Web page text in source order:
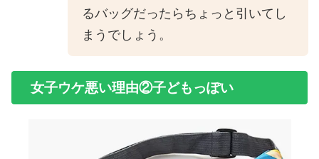
るバッグだったらちょっと引いてし
まうでしょう。
女子ウケ悪い理由②子どもっぽい